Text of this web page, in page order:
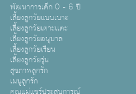
พัฒนาการเด็ก 0 - 6 ปี
เลี้ยงลูกวัยแบบเบาะ
เลี้ยงลูกวัยเตาะเเตะ
เลี้ยงลูกวัยอนุบาล
เลี้ยงลูกวัยเรียน
เลี้ยงลูกวัยรุ่น
สุขภาพลูกรัก
เมนูลูกรัก